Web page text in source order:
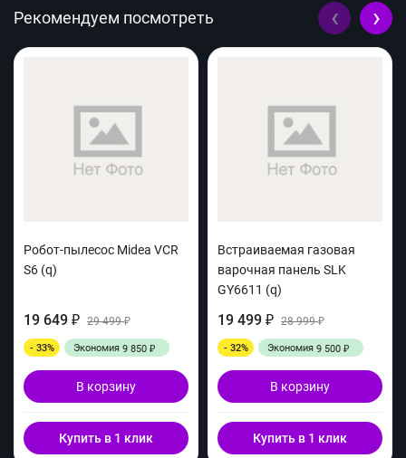
Рекомендуем посмотреть
Робот-пылесос Midea VCR
S6 (q)
19 649 ₽ 29 499₽
- 33% Экономия 9 850 ₽
В корзину
Купить в 1 клик
Встраиваемая газовая
варочная панель SLK
GY6611 (q)
19 499 ₽ 28 999₽
- 32% Экономия 9 500 ₽
В корзину
Купить в 1 клик
‹ ›